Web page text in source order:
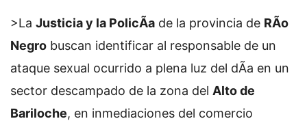
>La Justicia y la PolicÃ­a de la provincia de RÃ­o
Negro buscan identificar al responsable de un
ataque sexual ocurrido a plena luz del dÃ­a en un
sector descampado de la zona del Alto de
Bariloche, en inmediaciones del comercio